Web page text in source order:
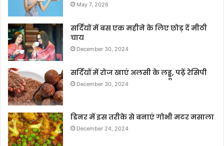
May 7, 2026
सर्दियों में बस एक महीने के लिए छोड़ दें मीठी
चाय
December 30, 2024
सर्दियों में रोज खाएं अलसी के लड्डू, पढ़ें रेसिपी
December 30, 2024
डिनर में इस तरीके से बनाएं गोभी मटर मसाला
December 24, 2024